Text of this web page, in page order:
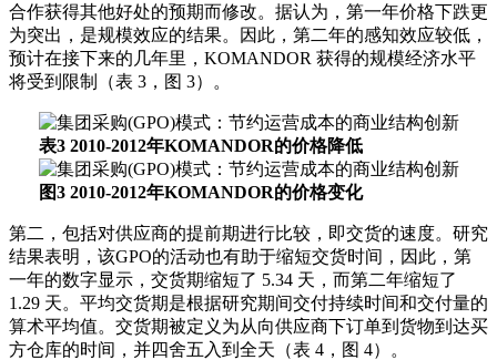
合作获得其他好处的预期而修改。据认为，第一年价格下跌更
为突出，是规模效应的结果。因此，第二年的感知效应较低，
预计在接下来的几年里，KOMANDOR 获得的规模经济水平
将受到限制（表 3，图 3）。
表3 2010-2012年KOMANDOR的价格降低
图3 2010-2012年KOMANDOR的价格变化
第二，包括对供应商的提前期进行比较，即交货的速度。研究
结果表明，该GPO的活动也有助于缩短交货时间，因此，第
一年的数字显示，交货期缩短了 5.34 天，而第二年缩短了
1.29 天。平均交货期是根据研究期间交付持续时间和交付量的
算术平均值。交货期被定义为从向供应商下订单到货物到达买
方仓库的时间，并四舍五入到全天（表 4，图 4）。